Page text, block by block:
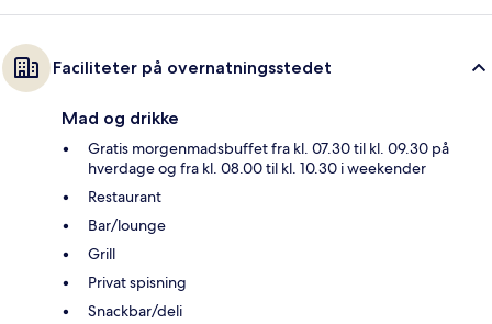
Faciliteter på overnatningsstedet
Mad og drikke
Gratis morgenmadsbuffet fra kl. 07.30 til kl. 09.30 på
hverdage og fra kl. 08.00 til kl. 10.30 i weekender
Restaurant
Bar/lounge
Grill
Privat spisning
Snackbar/deli